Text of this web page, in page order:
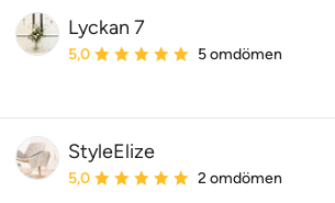
Lyckan 7
Genomsnittligt omdöme: 5 av 5 stjärnor
5,0 5 omdömen
StyleElize
Genomsnittligt omdöme: 5 av 5 stjärnor
5,0 2 omdömen